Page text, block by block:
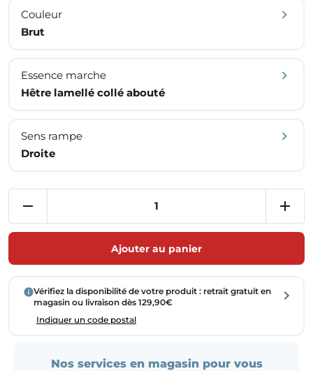
Couleur
Brut
Essence marche
Hêtre lamellé collé abouté
Sens rampe
Droite
Ajouter au panier
Vérifiez la disponibilité de votre produit : retrait gratuit en
magasin ou livraison dès 129,90€
Indiquer un code postal
Nos services en magasin pour vous